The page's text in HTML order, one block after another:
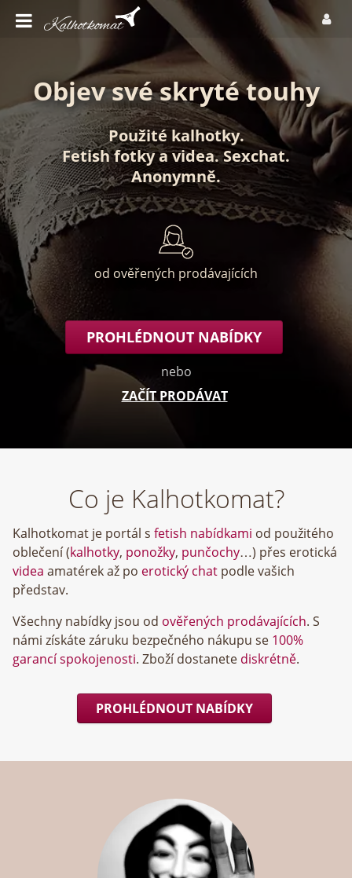
Objev své skryté touhy
Použité kalhotky.
Fetish fotkyavidea.Sexchat.
Anonymně.
od ověřených prodávajících
PROHLÉDNOUT NABÍDKY
nebo
ZAČÍT PRODÁVAT
Co je Kalhotkomat?
Kalhotkomat je portál s fetish nabídkami od použitého
oblečení (kalhotky, ponožky, punčochy…) přes erotická
videa amatérek až po erotický chat podle vašich
představ.
Všechny nabídky jsou od ověřených prodávajících. S
námi získáte záruku bezpečného nákupu se 100%
garancí spokojenosti. Zboží dostanete diskrétně.
PROHLÉDNOUT NABÍDKY